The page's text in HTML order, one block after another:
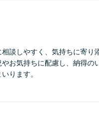
談しやすく、気持ちに寄
お気持ちに配慮し、納得の
ります。